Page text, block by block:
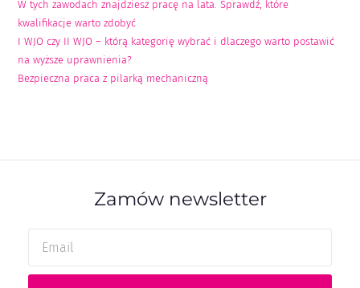
W tych zawodach znajdziesz pracę na lata. Sprawdź, które
kwalifikacje warto zdobyć
I WJO czy II WJO – którą kategorię wybrać i dlaczego warto postawić
na wyższe uprawnienia?
Bezpieczna praca z pilarką mechaniczną
Zamów newsletter